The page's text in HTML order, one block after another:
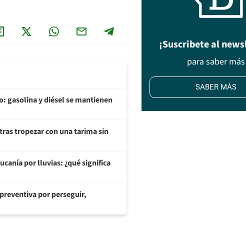
gasolina y diésel se mantienen
tropezar con una tarima sin
por lluvias: ¿qué significa
por perseguir,
¡Suscribete al
para saber más
SABER MÁS